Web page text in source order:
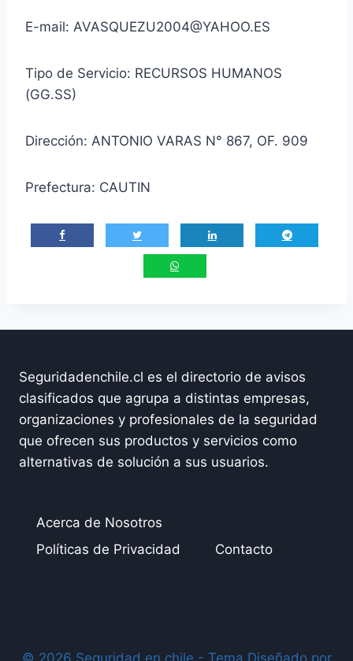
E-mail: AVASQUEZU2004@YAHOO.ES
Tipo de Servicio: RECURSOS HUMANOS
(GG.SS)
Dirección: ANTONIO VARAS N° 867, OF. 909
Prefectura: CAUTIN
Seguridadenchile.cl es el directorio de avisos
clasificados que agrupa a distintas empresas,
organizaciones y profesionales de la seguridad
que ofrecen sus productos y servicios como
alternativas de solución a sus usuarios.
Acerca de Nosotros
Políticas de Privacidad
Contacto
© 2026 Seguridad en chile - Tema Diseñado por